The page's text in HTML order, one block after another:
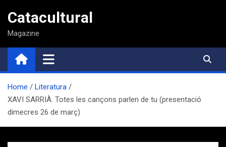
contenido
Catacultural
Magazine
Home
Literatura
XAVI SARRIÀ. Totes les cançons parlen de tu (presentació
dimecres 26 de març)